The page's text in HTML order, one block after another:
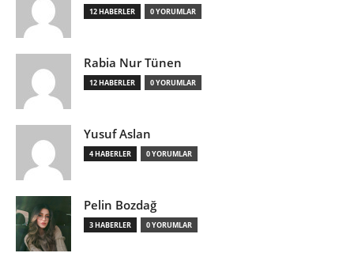
12 HABERLER 0 YORUMLAR
Rabia Nur Tünen
12 HABERLER 0 YORUMLAR
Yusuf Aslan
4 HABERLER 0 YORUMLAR
Pelin Bozdağ
3 HABERLER 0 YORUMLAR